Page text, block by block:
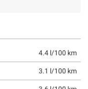
4.4 l/100 km
3.1 l/100 km